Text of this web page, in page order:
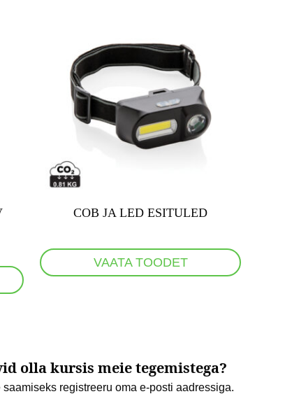
COB JA LED ESITULED
VAATA TOODET
olla kursis meie tegemistega?
saamiseks registreeru oma e-posti aadressiga.